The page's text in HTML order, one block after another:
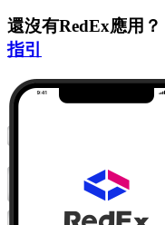
還沒有RedEx應用？
指引